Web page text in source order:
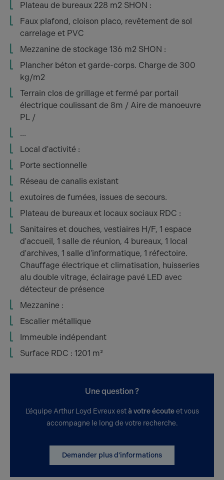
Plateau de bureaux 228 m2 SHON :
Faux plafond, cloison placo, revêtement de sol
carrelage et PVC
Mezzanine de stockage 136 m2 SHON :
Plancher béton et garde-corps. Charge de 300
kg/m2
Terrain clos de grillage et fermé par portail
électrique coulissant de 8m / Aire de manoeuvre
PL /
...
Local d'activité :
Porte sectionnelle
Réseau de canalis existant
exutoires de fumées, issues de secours.
Plateau de bureaux et locaux sociaux RDC :
Sanitaires et douches, vestiaires H/F, 1 espace
d'accueil, 1 salle de réunion, 4 bureaux, 1 local
d'archives, 1 salle d'informatique, 1 réfectoire.
Chauffage électrique et climatisation, huisseries
alu double vitrage, éclairage pavé LED avec
détecteur de présence
Mezzanine :
Escalier métallique
Immeuble indépendant
Surface RDC : 1201 m²
Une question ?
L’équipe Arthur Loyd Evreux est à votre écouteet vous
accompagne le long de votre recherche.
Demander plus d'informations